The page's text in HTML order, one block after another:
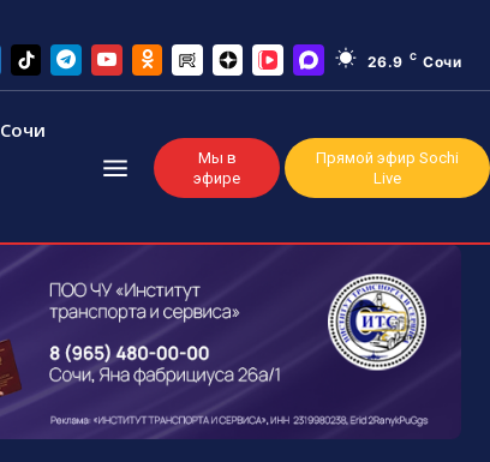
26.9 C Сочи
Мы в
эфире
Прямой эфир Sochi
Live